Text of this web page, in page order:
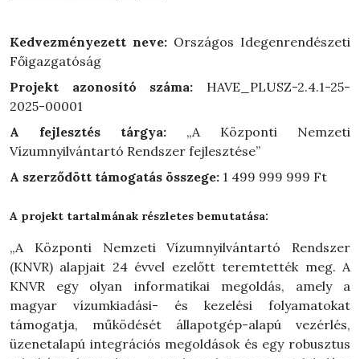
Kedvezményezett neve: Országos Idegenrendészeti
Főigazgatóság
Projekt azonosító száma:
HAVE_PLUSZ-2.4.1-25-
2025-00001
A fejlesztés tárgya: „A Központi Nemzeti
Vízumnyilvántartó Rendszer fejlesztése”
A szerződött támogatás összege: 1 499 999 999 Ft
A projekt tartalmának részletes bemutatása:
„A Központi Nemzeti Vízumnyilvántartó Rendszer
(KNVR) alapjait 24 évvel ezelőtt teremtették meg. A
KNVR egy olyan informatikai megoldás, amely a
magyar vízumkiadási- és kezelési folyamatokat
támogatja, működését állapotgép-alapú vezérlés,
üzenetalapú integrációs megoldások és egy robusztus